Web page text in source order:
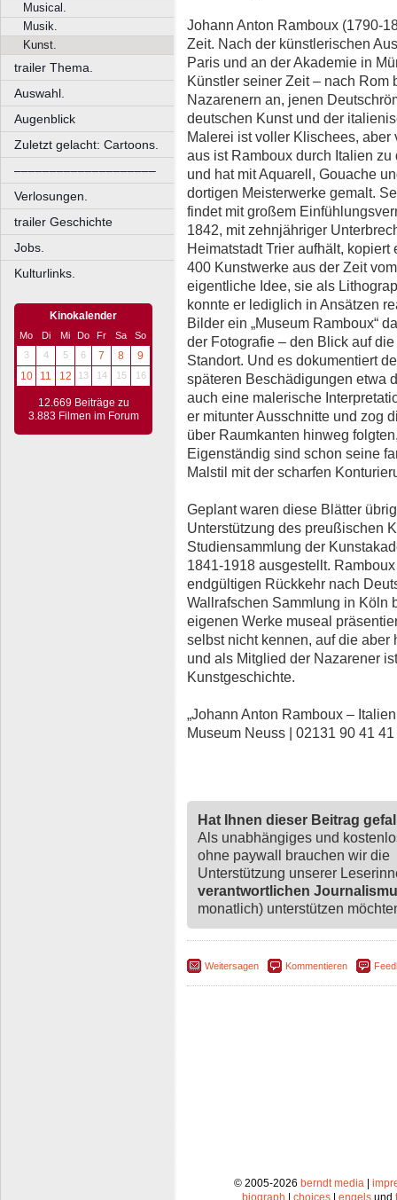
Musical.
Musik.
Kunst.
trailer Thema.
Auswahl.
Augenblick
Zuletzt gelacht: Cartoons.
––––––––––––––––––––
Verlosungen.
trailer Geschichte
Jobs.
Kulturlinks.
Kinokalender
Mo Di Mi Do Fr Sa
So
3
4 5 6 7 8
9
10
11 12 13 14 15 16
12.669 Beiträge zu
3.883 Filmen im Forum
Johann Anton Ramboux (1790-
Zeit. Nach der künstlerischen
Paris und an der Akademie in
Künstler seiner Zeit – nach Rom
Nazarenern an, jenen
deutschen Kunst und der
Malerei ist voller Klischees,
aus ist Ramboux durch Italien
und hat mit Aquarell, Gouache
dortigen Meisterwerke gemalt.
findet mit großem
1842, mit zehnjähriger
Heimatstadt Trier aufhält,
400 Kunstwerke aus der Zeit
eigentliche Idee, sie als
konnte er lediglich in Ansätzen
Bilder ein „Museum Ramboux“
der Fotografie – den Blick auf
Standort. Und es dokumentiert
späteren Beschädigungen etwa
auch eine malerische
er mitunter Ausschnitte und zog
über Raumkanten hinweg
Eigenständig sind schon seine
Malstil mit der scharfen
Geplant waren diese Blätter
Unterstützung des preußischen
Studiensammlung der
1841-1918 ausgestellt.
endgültigen Rückkehr nach
Wallrafschen Sammlung in Köln
eigenen Werke museal
selbst nicht kennen, auf die
und als Mitglied der Nazarener
Kunstgeschichte.
„Johann Anton Ramboux –
Museum Neuss | 02131 90 41 41
Hat Ihnen dieser Beitrag
Als unabhängiges und
ohne paywall brauchen wir die
Unterstützung unserer
verantwortlichen
monatlich) unterstützen
Weitersagen Kommentieren
© 2005-2026 berndt media|
biograph
choices engels und